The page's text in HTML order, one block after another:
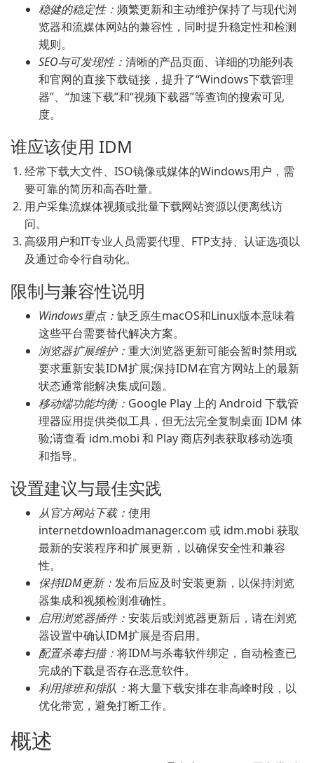
稳健的稳定性： 频繁更新和主动维护保持了与现代浏
览器和流媒体网站的兼容性，同时提升稳定性和检测
规则。
SEO与可发现性： 清晰的产品页面、详细的功能列表
和官网的直接下载链接，提升了“Windows下载管理
器”、“加速下载”和“视频下载器”等查询的搜索可见
度。
谁应该使用 IDM
经常下载大文件、ISO镜像或媒体的Windows用户，需
要可靠的简历和高吞吐量。
用户采集流媒体视频或批量下载网站资源以便离线访
问。
高级用户和IT专业人员需要代理、FTP支持、认证选项以
及通过命令行自动化。
限制与兼容性说明
Windows重点： 缺乏原生macOS和Linux版本意味着
这些平台需要替代解决方案。
浏览器扩展维护： 重大浏览器更新可能会暂时禁用或
要求重新安装IDM扩展;保持IDM在官方网站上的最新
状态通常能解决集成问题。
移动端功能均衡： Google Play 上的 Android 下载管
理器应用提供类似工具，但无法完全复制桌面 IDM 体
验;请查看 idm.mobi 和 Play 商店列表获取移动选项
和指导。
设置建议与最佳实践
从官方网站下载： 使用
internetdownloadmanager.com 或 idm.mobi 获取
最新的安装程序和扩展更新，以确保安全性和兼容
性。
保持IDM更新： 发布后应及时安装更新，以保持浏览
器集成和视频检测准确性。
启用浏览器插件： 安装后或浏览器更新后，请在浏览
器设置中确认IDM扩展是否启用。
配置杀毒扫描： 将IDM与杀毒软件绑定，自动检查已
完成的下载是否存在恶意软件。
利用排班和排队： 将大量下载安排在非高峰时段，以
优化带宽，避免打断工作。
概述